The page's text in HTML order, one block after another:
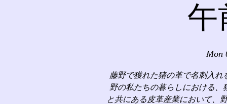
午
Mon
藤野で獲れた猪の革で名刺入
野の私たちの暮らしにおける
と共にある皮革産業において、